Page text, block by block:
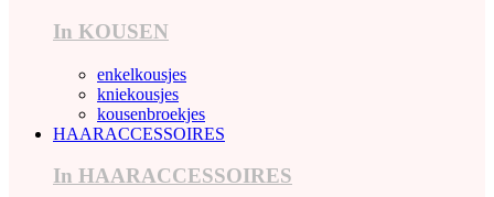
In KOUSEN
enkelkousjes
kniekousjes
kousenbroekjes
HAARACCESSOIRES
In HAARACCESSOIRES